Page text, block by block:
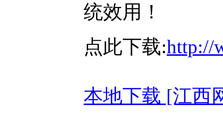
统效用！
点此下载:http://
本地下载 [江西